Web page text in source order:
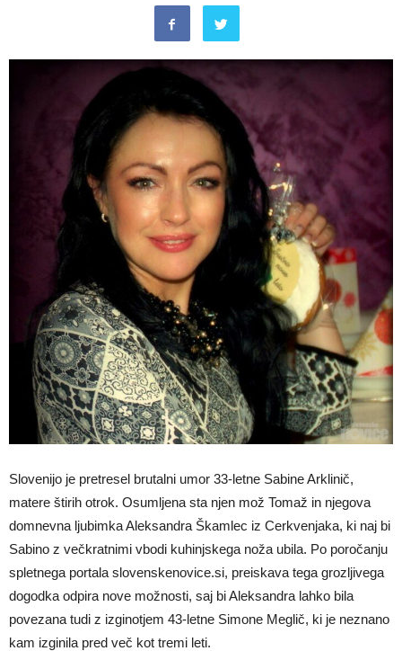
Slovenijo je pretresel brutalni umor 33-letne Sabine Arklinič,
matere štirih otrok. Osumljena sta njen mož Tomaž in njegova
domnevna ljubimka Aleksandra Škamlec iz Cerkvenjaka, ki naj bi
Sabino z večkratnimi vbodi kuhinjskega noža ubila. Po poročanju
spletnega portala slovenskenovice.si, preiskava tega grozljivega
dogodka odpira nove možnosti, saj bi Aleksandra lahko bila
povezana tudi z izginotjem 43-letne Simone Meglič, ki je neznano
kam izginila pred več kot tremi leti.